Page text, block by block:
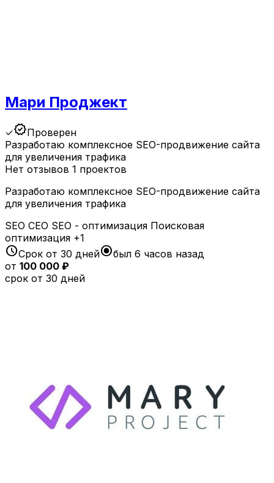
Мари Проджект
✓verifiedПроверен
Разработаю комплексное SEO-продвижение сайта
для увеличения трафика
Нет отзывов 1 проектов
Разработаю комплексное SEO-продвижение сайта
для увеличения трафика
SEO СЕО SEO - оптимизация Поисковая
оптимизация +1
scheduleСрок от 30 днейradio_button_checkedбыл 6 часов назад
от 100 000 ₽
срок от 30 дней